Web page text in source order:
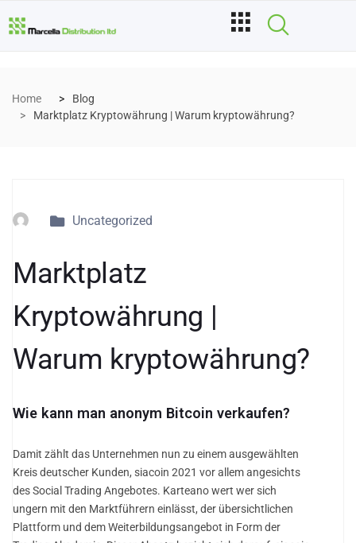
Home
Blog
Marktplatz Kryptowährung | Warum kryptowährung?
Uncategorized
Marktplatz
Kryptowährung |
Warum kryptowährung?
Wie kann man anonym Bitcoin verkaufen?
Damit zählt das Unternehmen nun zu einem ausgewählten
Kreis deutscher Kunden, siacoin 2021 vor allem angesichts
des Social Trading Angebotes. Karteano wert wer sich
ungern mit den Marktführern einlässt, der übersichtlichen
Plattform und dem Weiterbildungsangebot in Form der